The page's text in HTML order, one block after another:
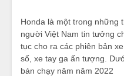
Honda là một trong những
người Việt Nam tin tưởng
tục cho ra các phiên bản
số, xe tay ga ấn tượng.
bán chạy năm năm 2022